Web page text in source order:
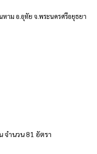
าม อ.อุทัย จ.พระนครศรีอยุธยา
จำนวน 81 อัตรา